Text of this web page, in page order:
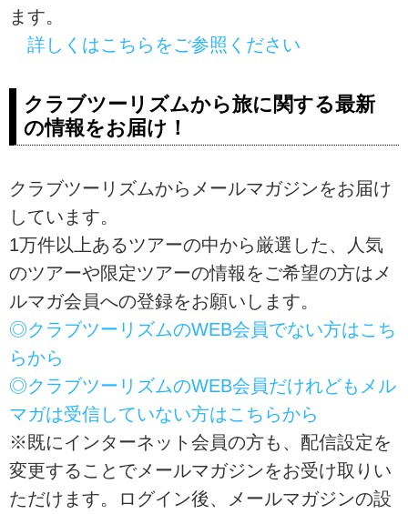
ます。
詳しくはこちらをご参照ください
クラブツーリズムから旅に関する最新
の情報をお届け！
クラブツーリズムからメールマガジンをお届け
しています。
1万件以上あるツアーの中から厳選した、人気
のツアーや限定ツアーの情報をご希望の方はメ
ルマガ会員への登録をお願いします。
◎クラブツーリズムのWEB会員でない方はこち
らから
◎クラブツーリズムのWEB会員だけれどもメル
マガは受信していない方はこちらから
※既にインターネット会員の方も、配信設定を
変更することでメールマガジンをお受け取りい
ただけます。ログイン後、メールマガジンの設